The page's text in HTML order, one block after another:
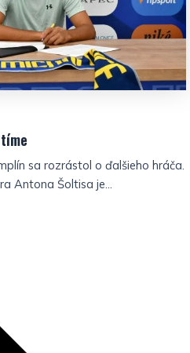
sa rozrástol o ďalšieho hráča.
Antona Šoltisa je...